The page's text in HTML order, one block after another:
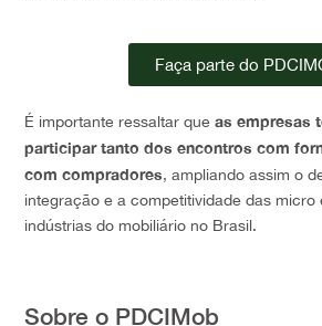
Faça parte do
É importante ressaltar que as empresas
participar tanto dos encontros com
com compradores, ampliando assim o
integração e a competitividade das micro
indústrias do mobiliário no Brasil.
Sobre o PDCIMob